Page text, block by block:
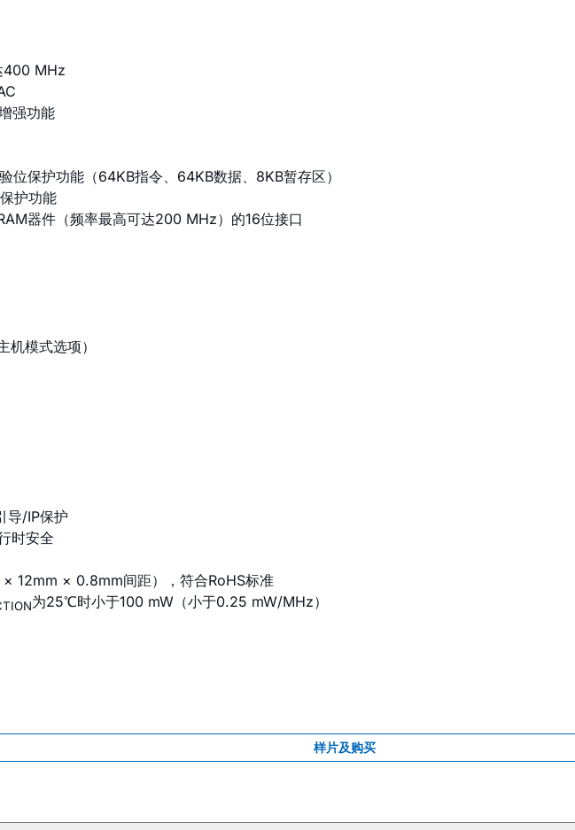
400 MHz
强功能
位保护功能（64KB指令、64KB数据、8KB暂存区）
护功能
器件（频率最高可达200 MHz）的16位接口
模式选项）
导/IP保护
时安全
12mm × 0.8mm间距），符合RoHS标准
为25℃时小于100 mW（小于0.25 mW/MHz）
样片及购买